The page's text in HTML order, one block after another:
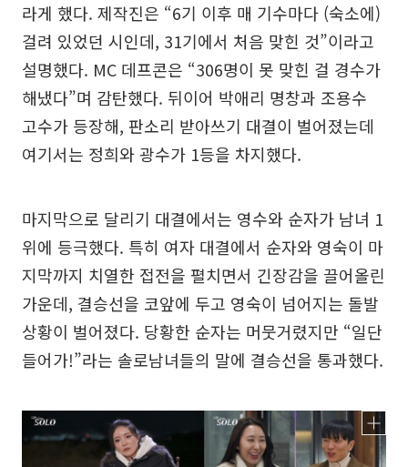
라게 했다. 제작진은 “6기 이후 매 기수마다 (숙소에)
걸려 있었던 시인데, 31기에서 처음 맞힌 것”이라고
설명했다. MC 데프콘은 “306명이 못 맞힌 걸 경수가
해냈다”며 감탄했다. 뒤이어 박애리 명창과 조용수
고수가 등장해, 판소리 받아쓰기 대결이 벌어졌는데
여기서는 정희와 광수가 1등을 차지했다.
마지막으로 달리기 대결에서는 영수와 순자가 남녀 1
위에 등극했다. 특히 여자 대결에서 순자와 영숙이 마
지막까지 치열한 접전을 펼치면서 긴장감을 끌어올린
가운데, 결승선을 코앞에 두고 영숙이 넘어지는 돌발
상황이 벌어졌다. 당황한 순자는 머뭇거렸지만 “일단
들어가!”라는 솔로남녀들의 말에 결승선을 통과했다.